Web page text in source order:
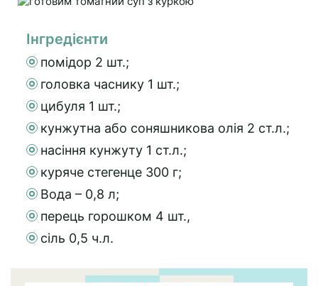
Інгредієнти
помідор 2 шт.;
головка часнику 1 шт.;
цибуля 1 шт.;
кунжутна або соняшникова олія 2 ст.л.;
насіння кунжуту 1 ст.л.;
куряче стегенце 300 г;
Вода – 0,8 л;
перець горошком 4 шт.,
сіль 0,5 ч.л.